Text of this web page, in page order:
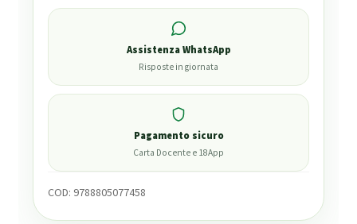
Assistenza WhatsApp
Risposte in giornata
Pagamento sicuro
Carta Docente e 18App
COD: 9788805077458